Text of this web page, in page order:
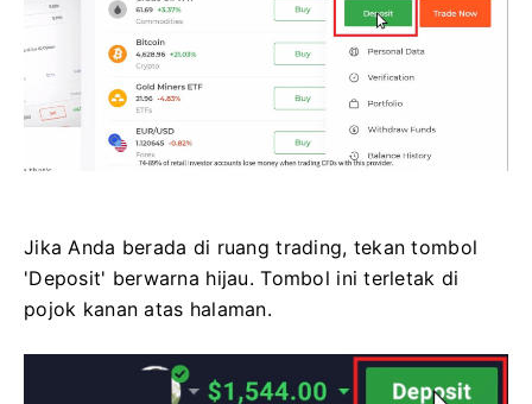
Jika Anda berada di ruang trading, tekan tombol
'Deposit' berwarna hijau. Tombol ini terletak di
pojok kanan atas halaman.